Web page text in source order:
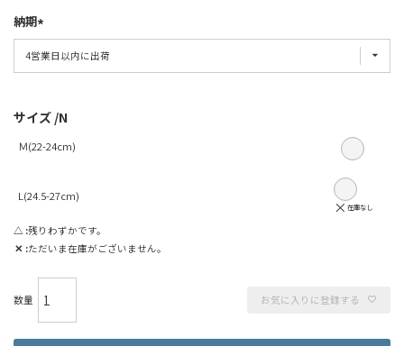
納期
サイズ N
Ｍ(22-24cm)
L(24.5-27cm)
×在庫なし
△ 残りわずかです。
✕ ただいま在庫がございません。
お気に入りに登録する